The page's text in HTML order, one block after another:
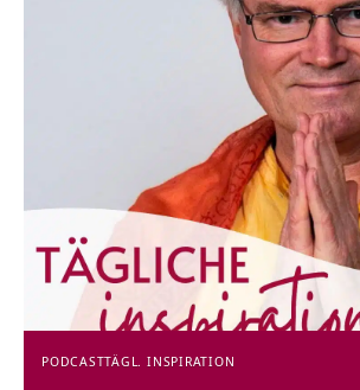
PODCASTTÄGL. INSPIRATION